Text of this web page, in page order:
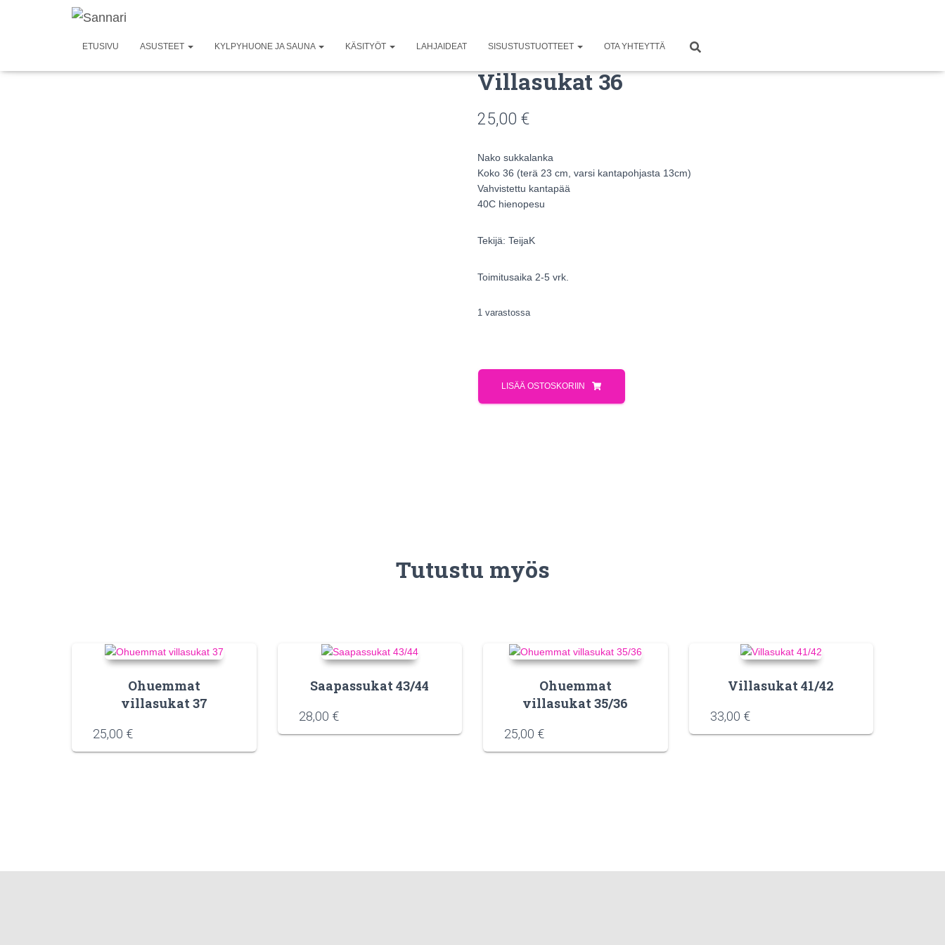
ETUSIVU ASUSTEET KYLPYHUONE JA SAUNA KÄSITYÖT LAHJAIDEAT SISUSTUSTUOTTEET OTA YHTEYTTÄ
Villasukat 36
25,00 €
Nako sukkalanka
Koko 36 (terä 23 cm, varsi kantapohjasta 13cm)
Vahvistettu kantapää
40C hienopesu
Tekijä: TeijaK
Toimitusaika 2-5 vrk.
1 varastossa
LISÄÄ OSTOSKORIIN
Tutustu myös
Ohuemmat
villasukat 37
25,00 €
Saapassukat 43/44
28,00 €
Ohuemmat
villasukat 35/36
25,00 €
Villasukat 41/42
33,00 €